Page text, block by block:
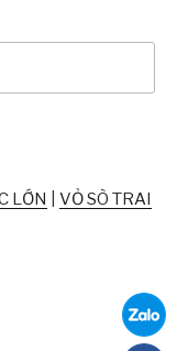
LỚN
VỎ SÒ TRAI